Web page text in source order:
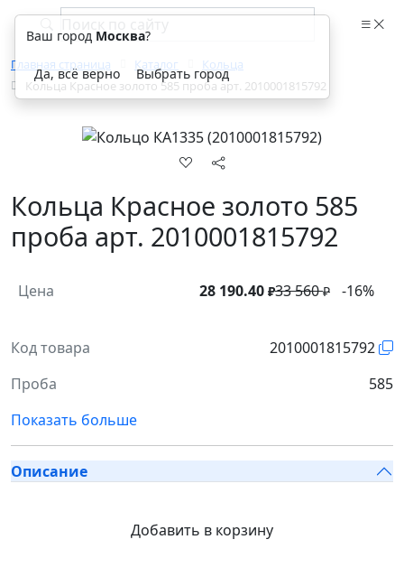
Главная страница Каталог
Кольца
Кольца Красное золото 585 проба арт. 2010001815792
Кольца Красное золото 585
проба арт. 2010001815792
Цена 28 190.40 ₽33 560₽ -16%
Код товара
2010001815792
Проба
585
Показать больше
Описание
Добавить в корзину
Ваш город Москва?
Да, всё верно Выбрать город